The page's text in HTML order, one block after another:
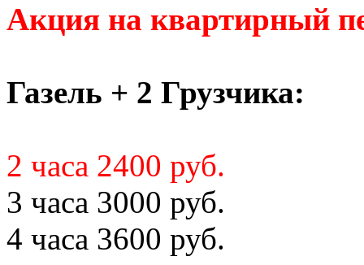
Акция на квартирный
Газель + 2 Грузчика:
2 часа 2400 руб.
3 часа 3000 руб.
4 часа 3600 руб.